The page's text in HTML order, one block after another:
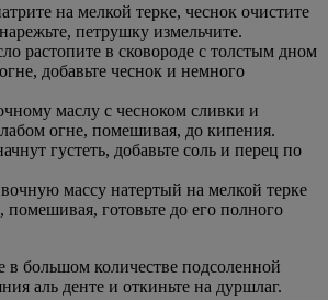
на мелкой терке, чеснок очистите
петрушку измельчите.
растопите в сковороде с толстым дном
добавьте чеснок и немного
маслу с чесноком сливки и
огне, помешивая, до кипения.
густеть, добавьте соль и перец по
массу натертый на мелкой терке
готовьте до его полного
в большом количестве подсоленной
аль денте и откиньте на дуршлаг.